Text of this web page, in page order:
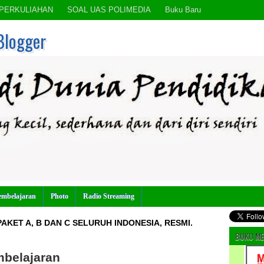
SOAL UAS POLIMEDIA Buku Baru
Photo Radio Streaming
A, B DAN C SELURUH INDONESIA, RESMI.
BUKU